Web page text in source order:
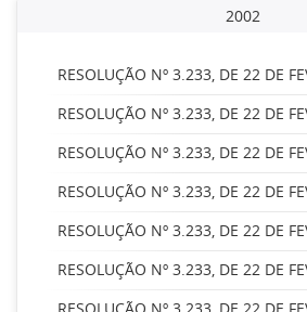
2002
RESOLUÇÃO Nº 3.233, DE 22 DE
RESOLUÇÃO Nº 3.233, DE 22 DE
RESOLUÇÃO Nº 3.233, DE 22 DE
RESOLUÇÃO Nº 3.233, DE 22 DE
RESOLUÇÃO Nº 3.233, DE 22 DE
RESOLUÇÃO Nº 3.233, DE 22 DE